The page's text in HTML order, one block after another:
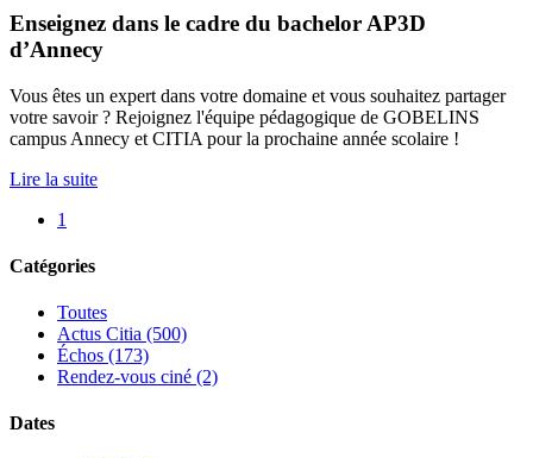
Enseignez dans le cadre du bachelor AP3D
d’Annecy
Vous êtes un expert dans votre domaine et vous souhaitez partager
votre savoir ? Rejoignez l'équipe pédagogique de GOBELINS
campus Annecy et CITIA pour la prochaine année scolaire !
Lire la suite
1
Catégories
Toutes
Actus Citia (500)
Échos (173)
Rendez-vous ciné (2)
Dates